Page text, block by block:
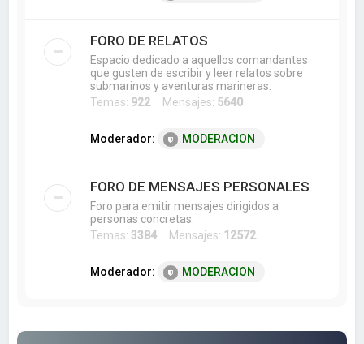
FORO DE RELATOS
Espacio dedicado a aquellos comandantes
que gusten de escribir y leer relatos sobre
submarinos y aventuras marineras.
Temas: 922Mensajes: 5640
Moderador: MODERACION
FORO DE MENSAJES PERSONALES
Foro para emitir mensajes dirigidos a
personas concretas.
Temas: 3384 Mensajes: 12572
Moderador: MODERACION